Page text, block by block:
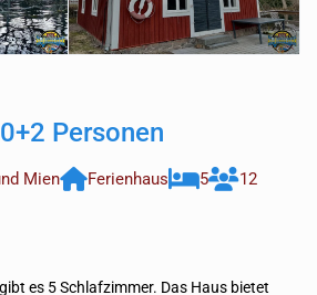
Personen
Mien Ferienhaus 5 12
es 5 Schlafzimmer. Das Haus bietet